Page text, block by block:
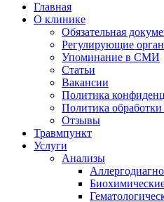
Главная
О клинике
Обязательная
Регулирующие
Упоминание в СМИ
Статьи
Вакансии
Политика
Политика
Отзывы
Травмпункт
Услуги
Анализы